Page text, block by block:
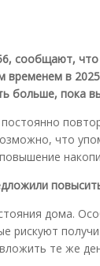
сообщают,
временем в
больше, пока
что
дома.
рискуют
те же